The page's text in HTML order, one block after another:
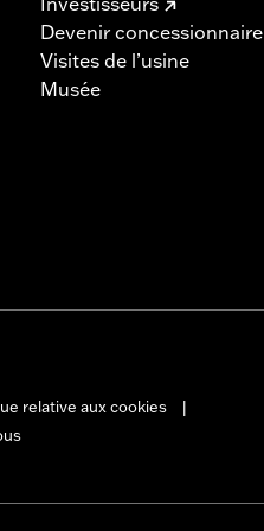
Devenir concessionnaire
Visites de l’usine
Musée
relative aux cookies